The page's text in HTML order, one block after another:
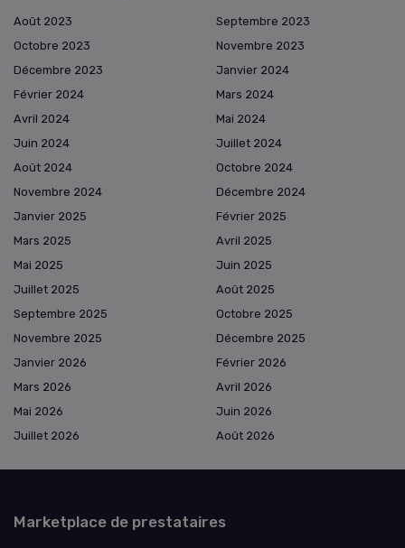
Août 2023
Septembre 2023
Octobre 2023
Novembre 2023
Décembre 2023
Janvier 2024
Février 2024
Mars 2024
Avril 2024
Mai 2024
Juin 2024
Juillet 2024
Août 2024
Octobre 2024
Novembre 2024
Décembre 2024
Janvier 2025
Février 2025
Mars 2025
Avril 2025
Mai 2025
Juin 2025
Juillet 2025
Août 2025
Septembre 2025
Octobre 2025
Novembre 2025
Décembre 2025
Janvier 2026
Février 2026
Mars 2026
Avril 2026
Mai 2026
Juin 2026
Juillet 2026
Août 2026
Marketplace de prestataires